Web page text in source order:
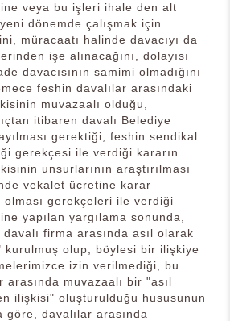
veya bu işleri ihale den alt
dönemde çalışmak için
müracaatı halinde davacıyı da
işe alınacağını, dolayısı
davacısının samimi olmadığını
feshin davalılar arasındaki
muvazaalı olduğu,
itibaren davalı Belediye
gerektiği, feshin sendikal
gerekçesi ile verdiği kararın
unsurlarının araştırılması
vekalet ücretine karar
olması gerekçeleri ile verdiği
yapılan yargılama sonunda,
firma arasında asıl olarak
olup; böylesi bir ilişkiye
izin verilmediği, bu
arasında muvazaalı bir "asıl
ilişkisi" oluşturulduğu hususunun
göre, davalılar arasında